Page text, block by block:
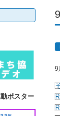
9
ポスター